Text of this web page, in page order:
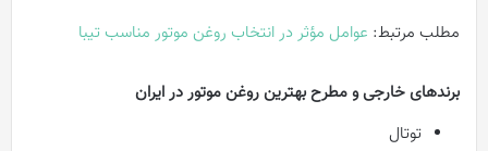
مطلب مرتبط: عوامل مؤثر در انتخاب روغن موتور مناسب تیبا
برند‌های خارجی و مطرح بهترین روغن موتور در ایران
توتال